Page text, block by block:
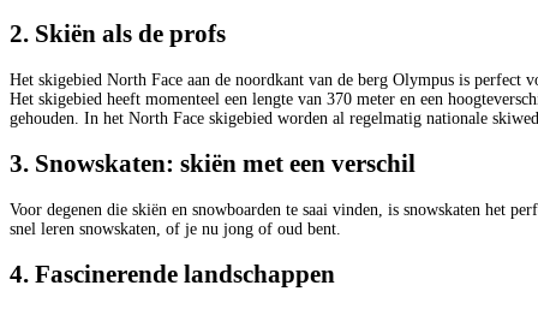
2. Skiën als de profs
Het skigebied North Face aan de noordkant van de berg Olympus is
Het skigebied heeft momenteel een lengte van 370 meter en een
gehouden. In het North Face skigebied worden al regelmatig nationale
3. Snowskaten: skiën met een verschil
Voor degenen die skiën en snowboarden te saai vinden, is snowskaten het
snel leren snowskaten, of je nu jong of oud bent.
4. Fascinerende landschappen